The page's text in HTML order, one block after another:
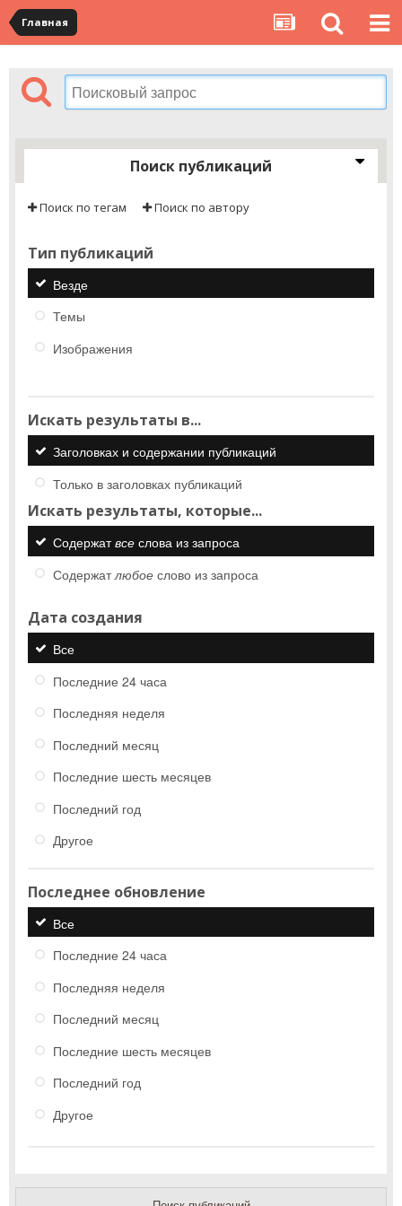
Главная
Поиск публикаций
Поиск по тегам Поиск по автору
Тип публикаций
Везде
Темы
Изображения
Искать результаты в...
Заголовках и содержании публикаций
Только в заголовках публикаций
Искать результаты, которые...
Содержатвсе слова из запроса
Содержатлюбое слово из запроса
Дата создания
Все
Последние 24 часа
Последняя неделя
Последний месяц
Последние шесть месяцев
Последний год
Другое
Последнее обновление
Все
Последние 24 часа
Последняя неделя
Последний месяц
Последние шесть месяцев
Последний год
Другое